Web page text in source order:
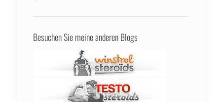
Besuchen Sie meine anderen Blogs